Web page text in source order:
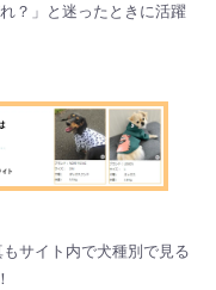
？」と迷ったときに活躍
サイト内で犬種別で見る